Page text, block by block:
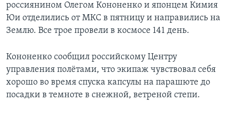
россиянином Олегом Кононенко и японцем Кимия
Юи отделились от МКС в пятницу и направились на
Землю. Все трое провели в космосе 141 день.
Кононенко сообщил российскому Центру
управления полётами, что экипаж чувствовал себя
хорошо во время спуска капсулы на парашюте до
посадки в темноте в снежной, ветреной степи.